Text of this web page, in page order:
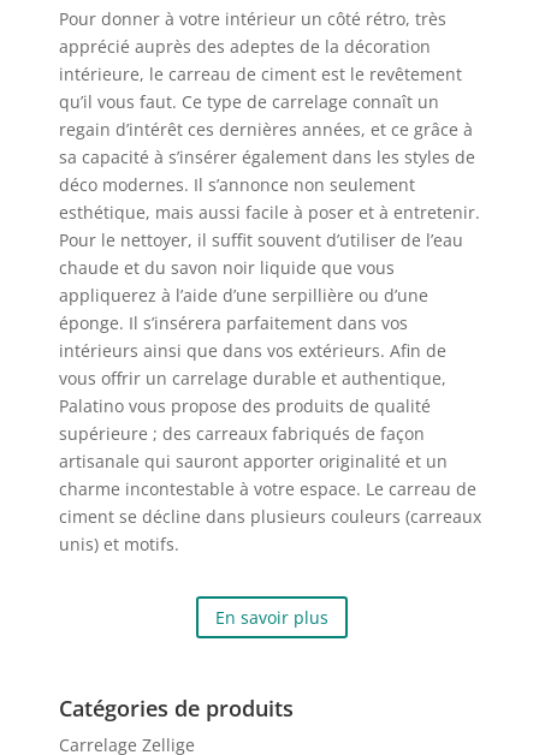
Pour donner à votre intérieur un côté rétro, très
apprécié auprès des adeptes de la décoration
intérieure, le carreau de ciment est le revêtement
qu’il vous faut. Ce type de carrelage connaît un
regain d’intérêt ces dernières années, et ce grâce à
sa capacité à s’insérer également dans les styles de
déco modernes. Il s’annonce non seulement
esthétique, mais aussi facile à poser et à entretenir.
Pour le nettoyer, il suffit souvent d’utiliser de l’eau
chaude et du savon noir liquide que vous
appliquerez à l’aide d’une serpillière ou d’une
éponge. Il s’insérera parfaitement dans vos
intérieurs ainsi que dans vos extérieurs. Afin de
vous offrir un carrelage durable et authentique,
Palatino vous propose des produits de qualité
supérieure ; des carreaux fabriqués de façon
artisanale qui sauront apporter originalité et un
charme incontestable à votre espace. Le carreau de
ciment se décline dans plusieurs couleurs (carreaux
unis) et motifs.
En savoir plus
Catégories de produits
Carrelage Zellige